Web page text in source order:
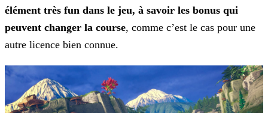
élément très fun dans le jeu, à savoir les bonus qui
peuvent changer la course, comme c’est le cas pour une
autre licence bien connue.